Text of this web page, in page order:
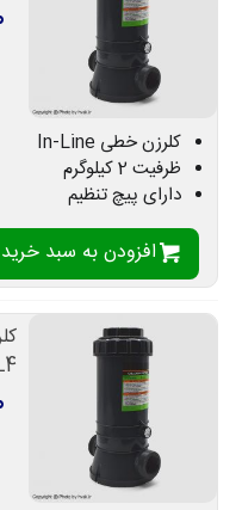
کلرزن خطی In-Line
ظرفیت 2 کیلوگرم
دارای پیچ تنظیم
افزودن به سبد خرید